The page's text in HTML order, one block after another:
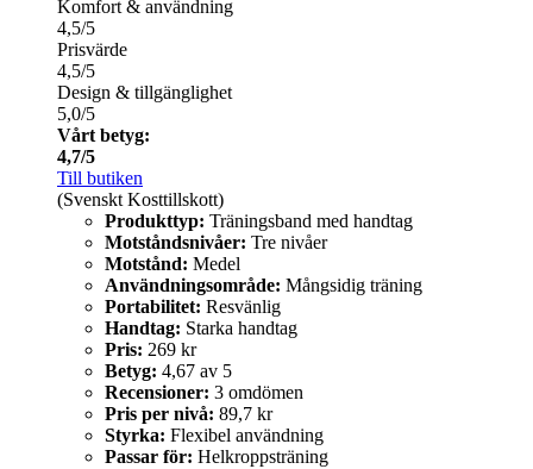
Komfort & användning
4,5/5
Prisvärde
4,5/5
Design & tillgänglighet
5,0/5
Vårt betyg:
4,7/5
Till butiken
(Svenskt Kosttillskott)
Produkttyp: Träningsband med handtag
Motståndsnivåer: Tre nivåer
Motstånd: Medel
Användningsområde: Mångsidig träning
Portabilitet: Resvänlig
Handtag: Starka handtag
Pris: 269 kr
Betyg: 4,67 av 5
Recensioner: 3 omdömen
Pris per nivå: 89,7 kr
Styrka: Flexibel användning
Passar för: Helkroppsträning